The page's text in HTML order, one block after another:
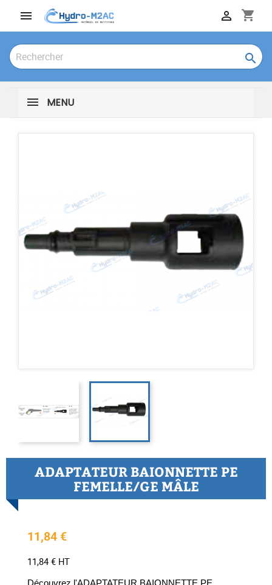
 shopping_cart


MENU
ADAPTATEUR BAIONNETTE PE
FEMELLE/GE MÂLE
11,84 €
11,84 € HT
Découvrez l'ADAPTATEUR BAIONNETTE PE